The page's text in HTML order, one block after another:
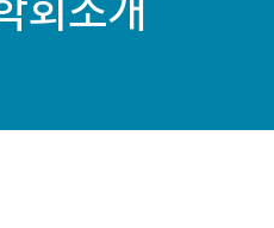
망여성수학자
료게시판